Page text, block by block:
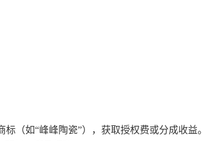
（如“峰峰陶瓷”），获取授权费或分成收益。